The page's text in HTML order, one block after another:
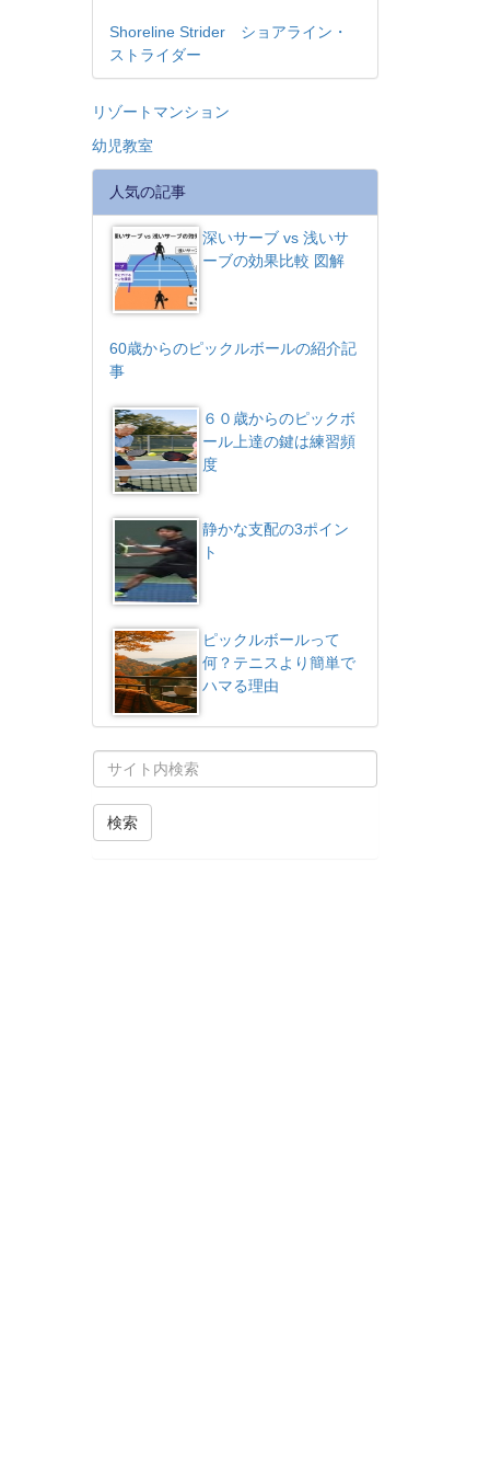
Shoreline Strider ショアライン・
ストライダー
リゾートマンション
幼児教室
人気の記事
深いサーブ vs 浅いサ
ーブの効果比較 図解
60歳からのピックルボールの紹介記
事
６０歳からのピックボ
ール上達の鍵は練習頻
度
静かな支配の3ポイン
ト
ピックルボールって
何？テニスより簡単で
ハマる理由
検索